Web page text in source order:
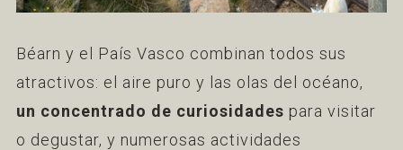
Béarn y el País Vasco combinan todos sus
atractivos: el aire puro y las olas del océano,
un concentrado de curiosidades para visitar
o degustar, y numerosas actividades